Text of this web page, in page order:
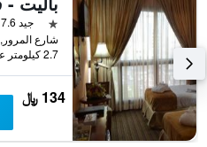
نجمة واحدة
جيد 7.6
2.7 كيلومتر عن وسط المدينة
134 ﷼